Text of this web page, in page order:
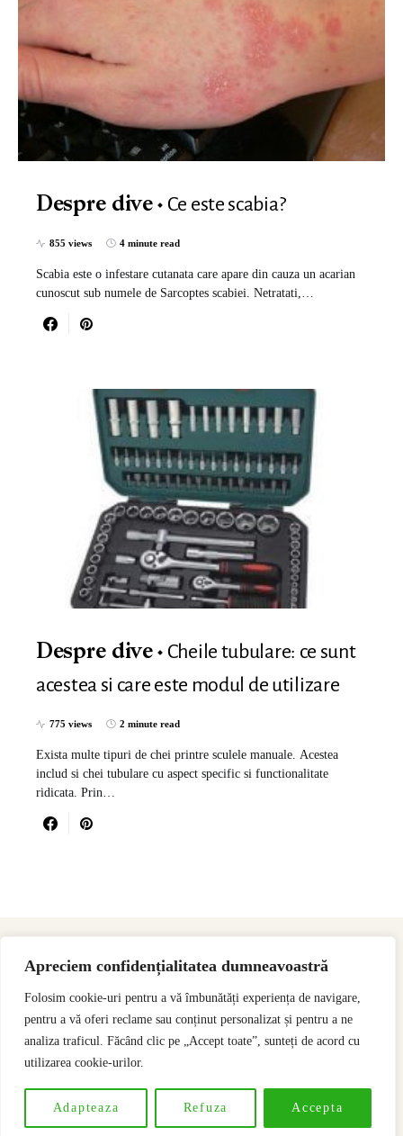
Apreciem confidențialitatea dumneavoastră
Folosim cookie-uri pentru a vă îmbunătăți experiența de navigare,
pentru a vă oferi reclame sau conținut personalizat și pentru a ne
analiza traficul. Făcând clic pe „Accept toate”, sunteți de acord cu
utilizarea cookie-urilor.
Adapteaza Refuza Accepta
Despre dive Ce este scabia?
855 views 4 minute read
Scabia este o infestare cutanata care apare din cauza un acarian
cunoscut sub numele de Sarcoptes scabiei. Netratati,…
Despre dive
Cheile tubulare: ce sunt
acestea si care este modul de utilizare
775 views 2 minute read
Exista multe tipuri de chei printre sculele manuale. Acestea
includ si chei tubulare cu aspect specific si functionalitate
ridicata. Prin…